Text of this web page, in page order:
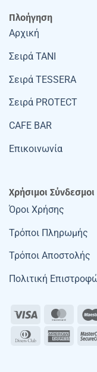
Πλοήγηση
Αρχική
Σειρά TANI
Σειρά TESSERA
Σειρά PROTECT
CAFE BAR
Επικοινωνία
Χρήσιμοι Σύνδεσμοι
Όροι Χρήσης
Τρόποι Πληρωμής
Τρόποι Αποστολής
Πολιτική
Visa
Dinners